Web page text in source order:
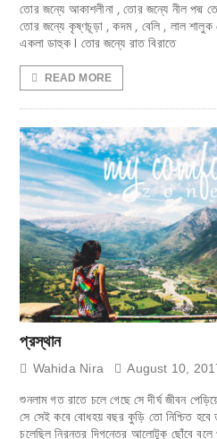
তোর জন্যে আকাশলীনা , তোর জন্যে নীল পদ্ম
তোর জন্যে কৃষ্ণচূড়া , কদম , বেলি , লাল
একলা ডাহুক I তোর জন্যে রাত বিরাতে
READ MORE
প্রস্থান
Wahida Nira August 10,
শুনলাম গত রাতে চলে গেছে সে দীর্ঘ জীবন
সে সেই কবে বোধহয় বছর কুড়ি তো নিশ্চিত
চলেছিল নিরন্তর দিগন্তের আলোটুকু ছোঁবে বলে